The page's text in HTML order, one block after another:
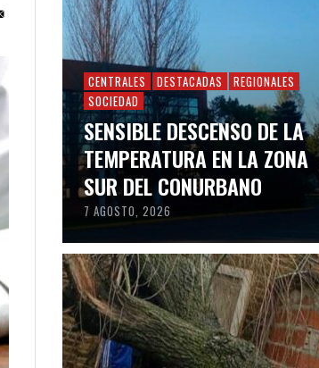
CENTRALES DESTACADAS
REGIONALES
SOCIEDAD
SENSIBLE DESCENSO DE LA
TEMPERATURA EN LA ZONA
SUR DEL CONURBANO
7 AGOSTO, 2026